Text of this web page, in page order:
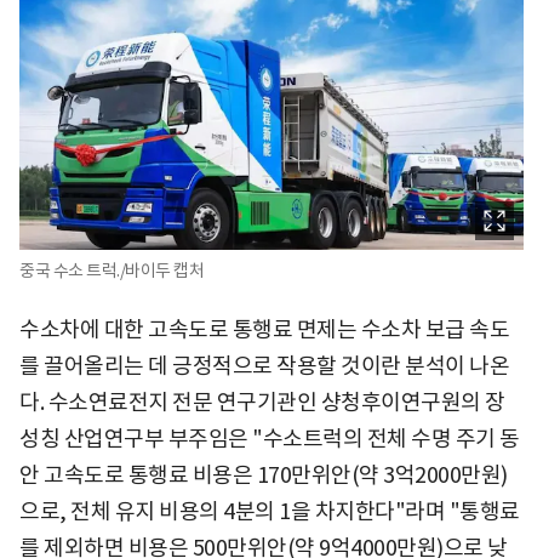
중국 수소 트럭./바이두 캡처
수소차에 대한 고속도로 통행료 면제는 수소차 보급 속도
를 끌어올리는 데 긍정적으로 작용할 것이란 분석이 나온
다. 수소연료전지 전문 연구기관인 샹청후이연구원의 장
성칭 산업연구부 부주임은 "수소트럭의 전체 수명 주기 동
안 고속도로 통행료 비용은 170만위안(약 3억2000만원)
으로, 전체 유지 비용의 4분의 1을 차지한다"라며 "통행료
를 제외하면 비용은 500만위안(약 9억4000만원)으로 낮